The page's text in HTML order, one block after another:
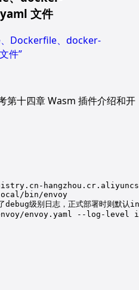
文件
Dockerfile、docker-
件”
十四章 Wasm 插件介绍和开
bin/envoy
debug级别日志，正式部署时则默认
envoy.yaml --log-level